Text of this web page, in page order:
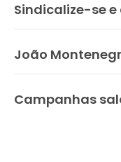
Sindicalize-se
João
Campanhas